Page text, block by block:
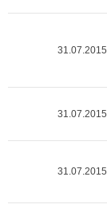
31.07.2015
31.07.2015
31.07.2015